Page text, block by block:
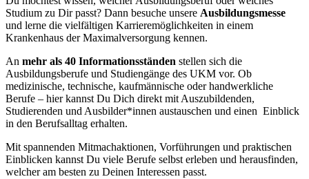
Studium zu Dir passt? Dann besuche unsere Ausbildungsmesse
und lerne die vielfältigen Karrieremöglichkeiten in einem
Krankenhaus der Maximalversorgung kennen.
An mehr als 40 Informationsständen stellen sich die
Ausbildungsberufe und Studiengänge des UKM vor. Ob
medizinische, technische, kaufmännische oder handwerkliche
Berufe – hier kannst Du Dich direkt mit Auszubildenden,
Studierenden und Ausbilder*innen austauschen und einen Einblick
in den Berufsalltag erhalten.
Mit spannenden Mitmachaktionen, Vorführungen und praktischen
Einblicken kannst Du viele Berufe selbst erleben und herausfinden,
welcher am besten zu Deinen Interessen passt.